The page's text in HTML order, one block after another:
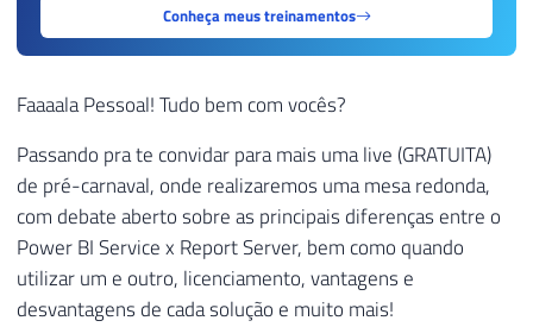
Conheça meus treinamentos
Faaaala Pessoal! Tudo bem com vocês?
Passando pra te convidar para mais uma live (GRATUITA)
de pré-carnaval, onde realizaremos uma mesa redonda,
com debate aberto sobre as principais diferenças entre o
Power BI Service x Report Server, bem como quando
utilizar um e outro, licenciamento, vantagens e
desvantagens de cada solução e muito mais!